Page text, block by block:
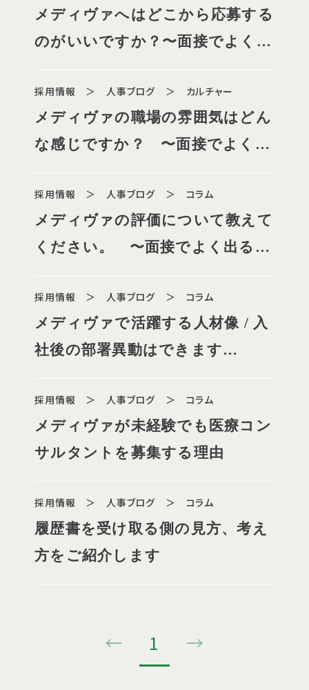
メディヴァへはどこから応募する
のがいいですか？〜面接でよく出
ます（４）〜
採用情報 ＞ 人事ブログ ＞ カルチャー
メディヴァの職場の雰囲気はどん
な感じですか？ 〜面接でよく出
ます（３）〜
採用情報 ＞ 人事ブログ ＞ コラム
メディヴァの評価について教えて
ください。 〜面接でよく出る質
（２）〜
採用情報 ＞ 人事ブログ ＞ コラム
メディヴァで活躍する人材像 / 入
社後の部署異動はできます
面目に詳しくお答えします
（１）〜
採用情報 ＞ 人事ブログ ＞ コラム
メディヴァが未経験でも医療コン
サルタントを募集する理由
採用情報 ＞ 人事ブログ ＞ コラム
履歴書を受け取る側の見方、考え
方をご紹介します
← 1 →